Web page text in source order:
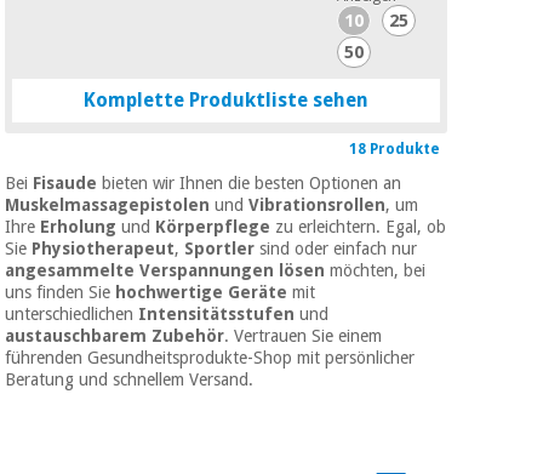
10
25
50
Komplette Produktliste sehen
18 Produkte
Bei Fisaude bieten wir Ihnen die besten Optionen an
Muskelmassagepistolen undVibrationsrollen, um
Ihre Erholung und Körperpflege zu erleichtern. Egal, ob
Sie Physiotherapeut, Sportler sind oder einfach nur
angesammelte Verspannungen lösen möchten, bei
uns finden Sie hochwertige Geräte mit
unterschiedlichen Intensitätsstufen und
austauschbarem Zubehör. Vertrauen Sie einem
führenden Gesundheitsprodukte-Shop mit persönlicher
Beratung und schnellem Versand.